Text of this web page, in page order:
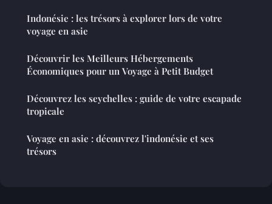
Indonésie : les trésors à explorer lors de votre
voyage en asie
Découvrir les Meilleurs Hébergements
Économiques pour un Voyage à Petit Budget
Découvrez les seychelles : guide de votre escapade
tropicale
Voyage en asie : découvrez l'indonésie et ses
trésors